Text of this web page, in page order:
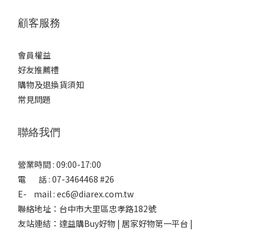
顧客服務
會員權益
好友推薦禮
購物及退換貨須知
常見問題
聯絡我們
營業時間 : 09:00-17:00
電 話 : 07-3464468 #26
E- mail : ec6@diarex.com.tw
聯絡地址：台中市大里區忠孝路182號
友站連結： 達益購Buy好物 | 居家好物第一平台 |